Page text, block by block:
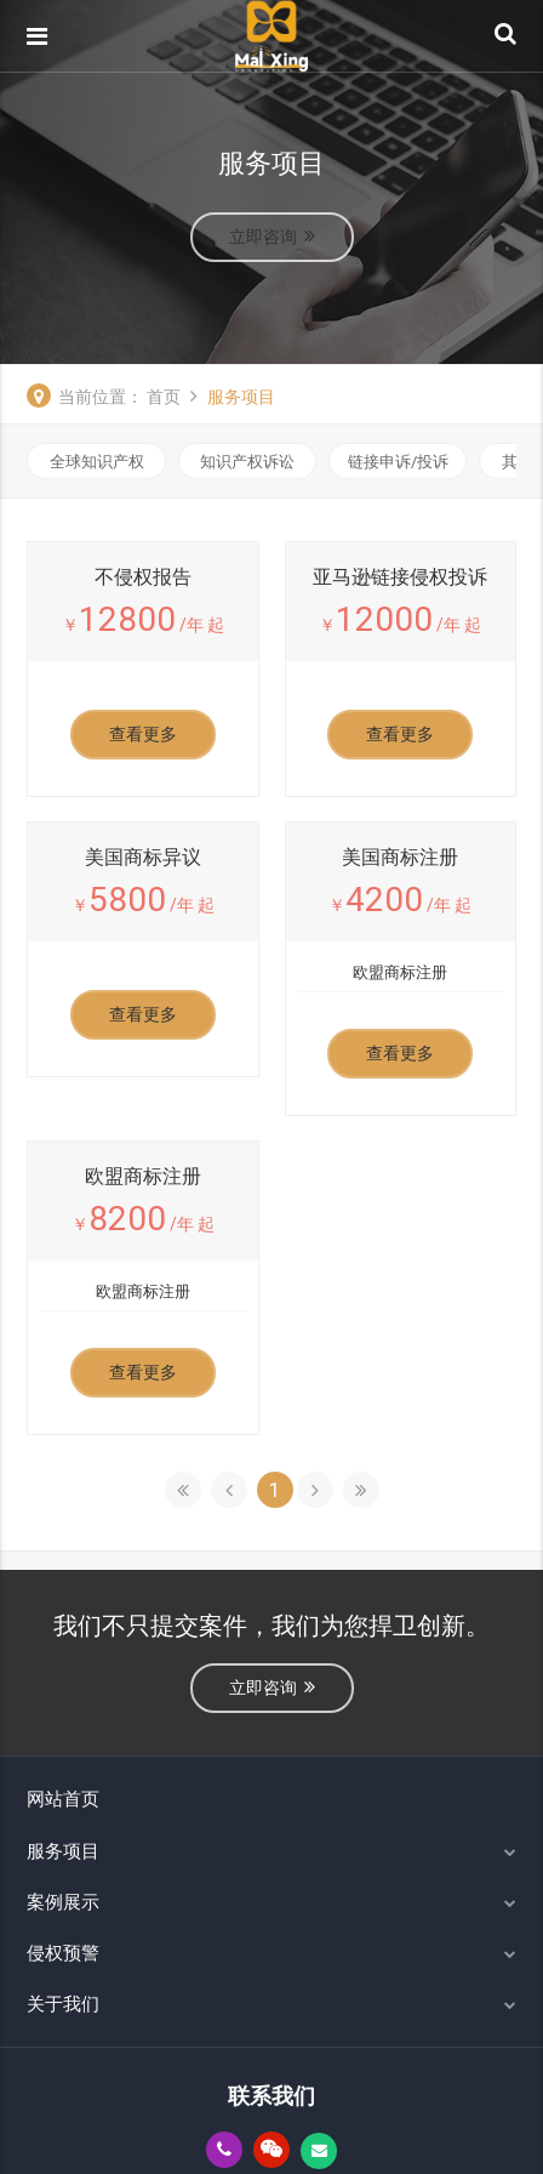
服务项目
立即咨询
当前位置： 首页 服务项目
全球知识产权 知识产权诉讼 链接申诉/投诉 其他
不侵权报告
￥ 12800 /年 起
查看更多
亚马逊链接侵权投诉
￥ 12000 /年 起
查看更多
美国商标异议
￥ 5800 /年 起
查看更多
美国商标注册
￥ 4200 /年 起
欧盟商标注册
查看更多
欧盟商标注册
￥ 8200 /年 起
欧盟商标注册
查看更多
1
我们不只提交案件，我们为您捍卫创新。
立即咨询
网站首页
服务项目
案例展示
侵权预警
关于我们
联系我们